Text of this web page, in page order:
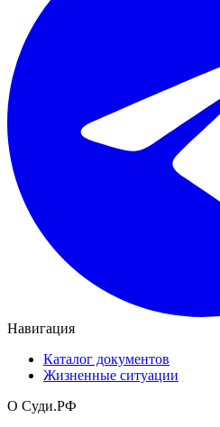
Навигация
Каталог документов
Жизненные ситуации
О Суди.РФ